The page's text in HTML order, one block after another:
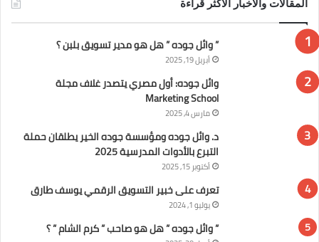
المقالات والاخبار الاكثر قراءة
” وائل جوده ” هل هو مدير تسويق بلبن ؟
أبريل 19, 2025
وائل جوده: أول مصري يتصدر غلاف مجلة
Marketing School
مارس 4, 2025
د. وائل جوده ومؤسسة جوده الخير يطلقان حملة
التبرع بالأدوات المدرسية 2025
أكتوبر 15, 2025
تعرف على خبير التسويق الرقمي يوسف طارق
يوليو 1, 2024
” وائل جوده ” هل هو صاحب ” كرم الشام ” ؟